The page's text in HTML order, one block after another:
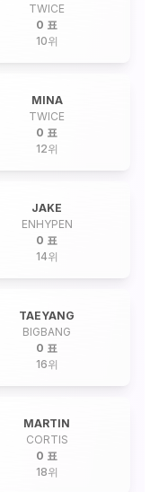
TWICE
0 표
10위
MINA
TWICE
0 표
12위
JAKE
ENHYPEN
0 표
14위
TAEYANG
BIGBANG
0 표
16위
MARTIN
CORTIS
0 표
18위